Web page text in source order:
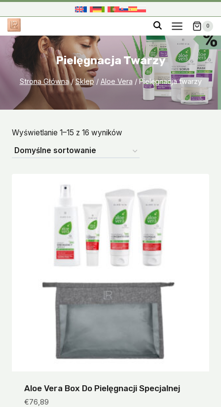
do
treści
0
Pielęgnacja Twarzy
Strona Główna / Sklep / Aloe Vera / Pielęgnacja twarzy
Wyświetlanie 1–15 z 16 wyników
Aloe Vera Box Do Pielęgnacji Specjalnej
€76,89